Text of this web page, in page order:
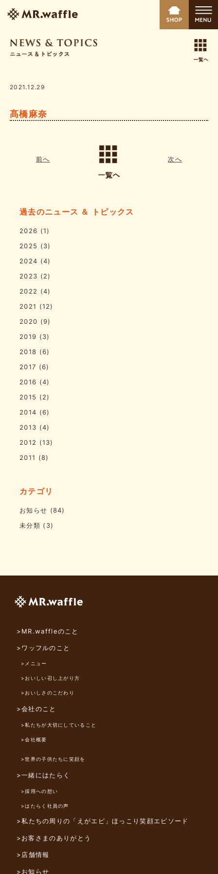
2021.12.29
髙橋麻奈
前へ 次へ
過去のニュース ＆ トピックス
2026 (1)
2025 (3)
2024 (4)
2023 (2)
2022 (4)
2021 (12)
2020 (9)
2019 (3)
2018 (6)
2017 (6)
2016 (4)
2015 (2)
2014 (6)
2013 (4)
2012 (13)
2011 (8)
カテゴリ
お知らせ (84)
未分類 (3)
>MR.waffleのこと
>ワッフルのこと
>メニュー
>おいしい召し上がり方
>おいしさのこだわり
>会社のこと
>私たちが大切にしていること
>会社概要
>世界の子供たちに笑顔を
>一緒にはたらく
>採用への想い
>はたらく社員の声
>私たちの周りの「えがエピ」ほっこり笑顔エピソード
>お客さまのありがとう
>店舗情報
>お知らせ